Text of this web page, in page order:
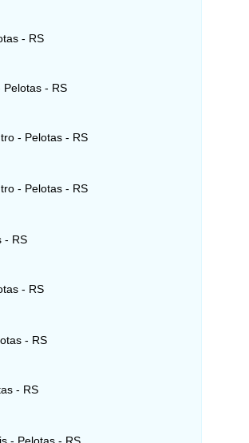
- RS
Pelotas - RS
- Pelotas - RS
- Pelotas - RS
- RS
- RS
- RS
- RS
- Pelotas - RS